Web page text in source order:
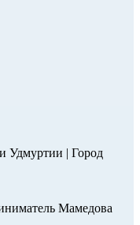
Удмуртии | Город
Мамедова